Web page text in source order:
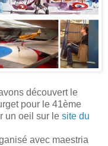
découvert le
pour le 41ème
un oeil sur le site du
avec maestria